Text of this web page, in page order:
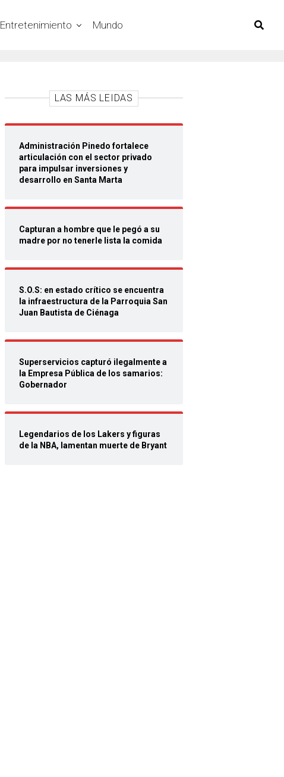
Entretenimiento Mundo
LAS MÁS LEIDAS
Administración Pinedo fortalece
articulación con el sector privado
para impulsar inversiones y
desarrollo en Santa Marta
Capturan a hombre que le pegó a su
madre por no tenerle lista la comida
S.O.S: en estado crítico se encuentra
la infraestructura de la Parroquia San
Juan Bautista de Ciénaga
Superservicios capturó ilegalmente a
la Empresa Pública de los samarios:
Gobernador
Legendarios de los Lakers y figuras
de la NBA, lamentan muerte de Bryant